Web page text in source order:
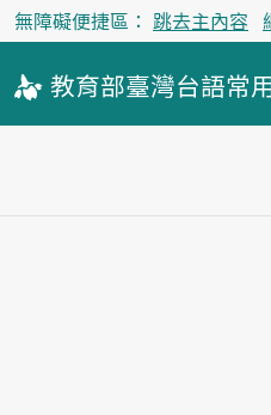
無障礙便捷區： 跳去主內容
教育部臺灣台語常